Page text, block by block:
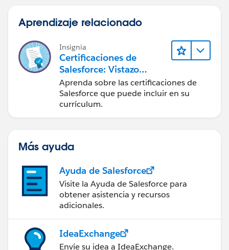
Aprendizaje relacionado
Insignia
Certificaciones de
Salesforce: Vistazo
rápido
Aprenda sobre las certificaciones de
Salesforce que puede incluir en su
currículum.
Más ayuda
Ayuda de Salesforce
Visite la Ayuda de Salesforce para
obtener asistencia y recursos
adicionales.
IdeaExchange
Envíe su idea a IdeaExchange.